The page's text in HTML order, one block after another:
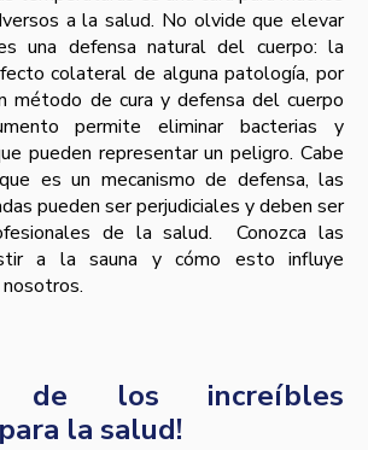
a la salud. No olvide que elevar
una defensa natural del cuerpo: la
colateral de alguna patología, por
método de cura y defensa del cuerpo
permite eliminar bacterias y
pueden representar un peligro. Cabe
es un mecanismo de defensa, las
pueden ser perjudiciales y deben ser
de la salud. Conozca las
a la sauna y cómo esto influye
de los increíbles
la salud!